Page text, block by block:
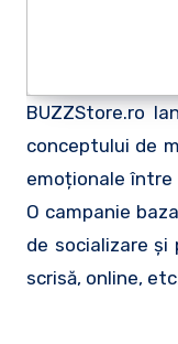
BUZZStore.ro
conceptului de
emoționale
O campanie
de socializare
scrisă, online,